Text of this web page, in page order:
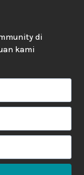
di
kami